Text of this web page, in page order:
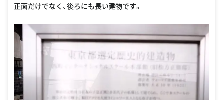
正面だけでなく、後ろにも長い建物です。